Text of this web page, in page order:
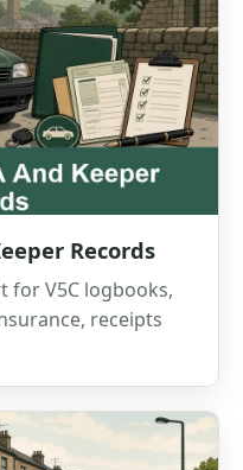
Records
for V5C logbooks,
receipts